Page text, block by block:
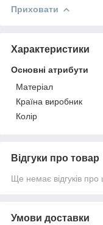
Приховати
Характеристики
Основні атрибути
Матеріал
Країна виробник
Колір
Відгуки про товар
Ще немає відгуків про
Умови доставки